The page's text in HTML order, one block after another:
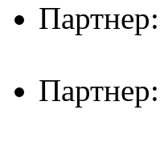
Партнер:
Партнер: